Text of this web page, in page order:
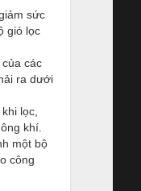
sức
gió lọc
các
ra dưới
lọc,
khí.
một bộ
công